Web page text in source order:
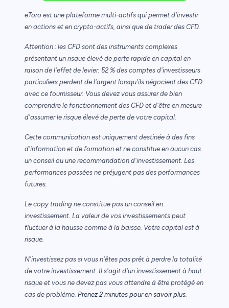
eToro est une plateforme multi-actifs qui permet d'investir
en actions et en crypto-actifs, ainsi que de trader des CFD.
Attention : les CFD sont des instruments complexes
présentant un risque élevé de perte rapide en capital en
raison de l'effet de levier. 52 % des comptes d'investisseurs
particuliers perdent de l'argent lorsqu'ils négocient des CFD
avec ce fournisseur. Vous devez vous assurer de bien
comprendre le fonctionnement des CFD et d'être en mesure
d'assumer le risque élevé de perte de votre capital.
Cette communication est uniquement destinée à des fins
d'information et de formation et ne constitue en aucun cas
un conseil ou une recommandation d'investissement. Les
performances passées ne préjugent pas des performances
futures.
Le copy trading ne constitue pas un conseil en
investissement. La valeur de vos investissements peut
fluctuer à la hausse comme à la baisse. Votre capital est à
risque.
N'investissez pas si vous n'êtes pas prêt à perdre la totalité
de votre investissement. Il s'agit d'un investissement à haut
risque et vous ne devez pas vous attendre à être protégé en
cas de problème. Prenez 2 minutes pour en savoir plus.